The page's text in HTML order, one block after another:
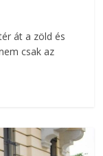
át a zöld és
csak az